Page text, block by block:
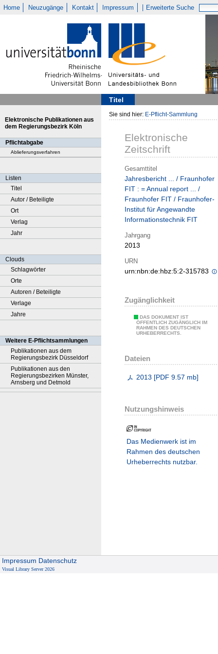
Home Neuzugänge Kontakt Impressum Erweiterte Suche
Titel
Elektronische Publikationen aus
dem Regierungsbezirk Köln
Pflichtabgabe
Ablieferungsverfahren
Listen
Titel
Autor / Beteiligte
Ort
Verlag
Jahr
Clouds
Schlagwörter
Orte
Autoren / Beteiligte
Verlage
Jahre
Weitere E-Pflichtsammlungen
Publikationen aus dem
Regierungsbezirk Düsseldorf
Publikationen aus den
Regierungsbezirken Münster,
Arnsberg und Detmold
Sie sind hier: E-Pflicht-Sammlung
Elektronische
Zeitschrift
Gesamttitel
Jahresbericht ... / Fraunhofer
FIT : = Annual report ... /
Fraunhofer FIT / Fraunhofer-
Institut für Angewandte
Informationstechnik FIT
Jahrgang
2013
URN
urn:nbn:de:hbz:5:2-315783
Zugänglichkeit
DAS DOKUMENT IST
ÖFFENTLICH ZUGÄNGLICH IM
RAHMEN DES DEUTSCHEN
URHEBERRECHTS.
Dateien
2013 [PDF 9.57 mb]
Nutzungshinweis
Das Medienwerk ist im
Rahmen des deutschen
Urheberrechts nutzbar.
Impressum Datenschutz
Visual Library Server 2026